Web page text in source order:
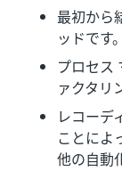
最初から
ッドです。
プロセス
ァクタリ
レコーデ
ことによ
他の自動